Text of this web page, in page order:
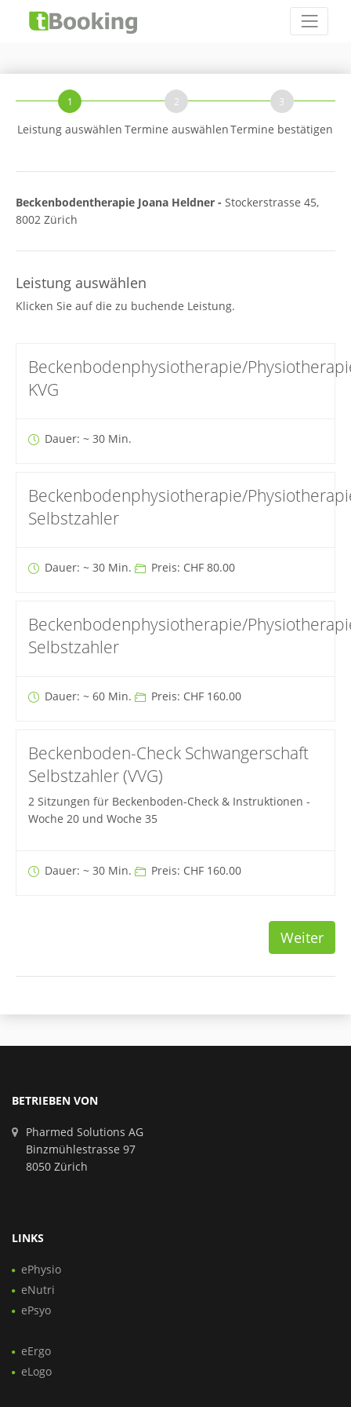
1
Leistung auswählen
2
Termine auswählen
3
Termine bestätigen
Beckenbodentherapie Joana Heldner - Stockerstrasse 45,
8002 Zürich
Leistung auswählen
Klicken Sie auf die zu buchende Leistung.
Beckenbodenphysiotherapie/
KVG
Dauer: ~ 30 Min.
Beckenbodenphysiotherapie/
Selbstzahler
Dauer: ~ 30 Min. Preis: CHF 80.00
Beckenbodenphysiotherapie/
Selbstzahler
Dauer: ~ 60 Min. Preis: CHF 160.00
Beckenboden-Check Schwangerschaft
Selbstzahler (VVG)
2 Sitzungen für Beckenboden-Check & Instruktionen -
Woche 20 und Woche 35
Dauer: ~ 30 Min. Preis: CHF 160.00
Weiter
BETRIEBEN VON
Pharmed Solutions AG
Binzmühlestrasse 97
8050 Zürich
LINKS
ePhysio
eNutri
ePsyo
eErgo
eLogo